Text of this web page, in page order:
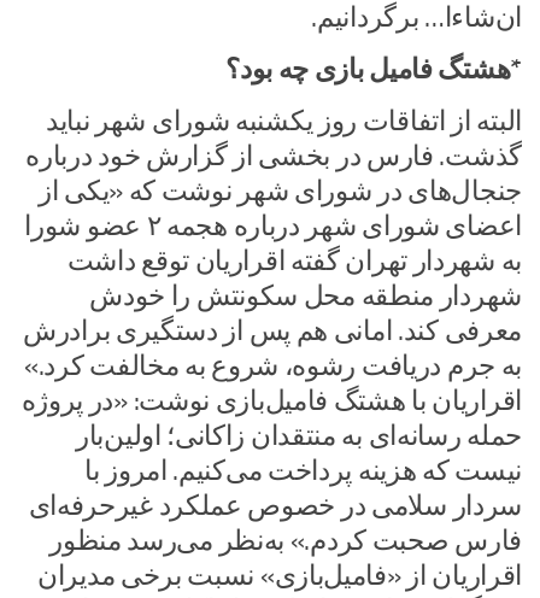
ا‌ن‌شاءا… برگردانیم.
*هشتگ فامیل ‌بازی چه بود؟
البته از اتفاقات روز یکشنبه شورای شهر نباید
گذشت. فارس در بخشی از گزارش خود درباره
جنجال‌های در شورای شهر نوشت که «یکی از
اعضای شورای شهر درباره هجمه ۲ عضو شورا
به شهردار تهران گفته اقراریان توقع داشت
شهردار منطقه محل سکونتش را خودش
معرفی کند. امانی هم پس از دستگیری برادرش
به جرم دریافت رشوه، شروع به مخالفت کرد.»
اقراریان با هشتگ فامیل‌بازی نوشت: «در پروژه
حمله رسانه‌ای به منتقدان زاکانی؛ اولین‌بار
نیست که هزینه‌ پرداخت می‌کنیم. امروز با
سردار سلامی در خصوص عملکرد غیرحرفه‌ای
فارس صحبت کردم.» به‌نظر می‌رسد منظور
اقراریان از «فامیل‌بازی» نسبت برخی مدیران